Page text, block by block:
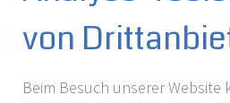
von
Beim Besuch unserer Website